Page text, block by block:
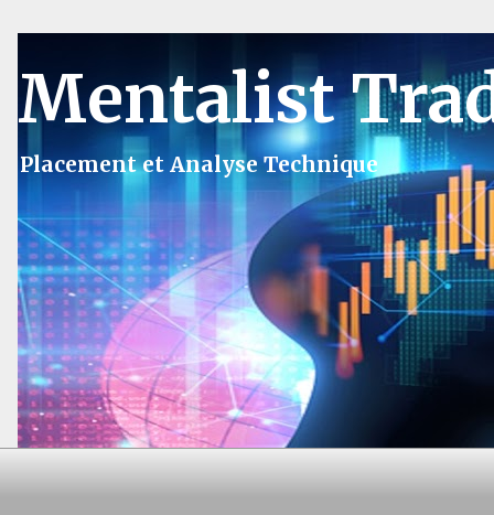
Mentalist
Placement et Analyse Technique